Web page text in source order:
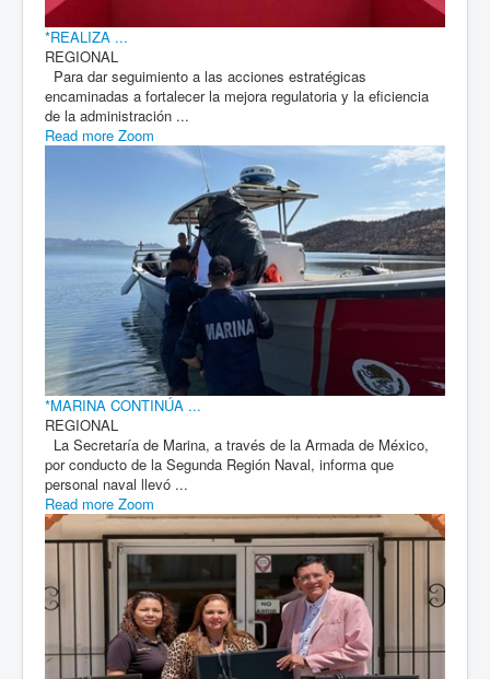
*REALIZA ...
REGIONAL
Para dar seguimiento a las acciones estratégicas
encaminadas a fortalecer la mejora regulatoria y la eficiencia
de la administración ...
Read more Zoom
*MARINA CONTINÚA ...
REGIONAL
La Secretaría de Marina, a través de la Armada de México,
por conducto de la Segunda Región Naval, informa que
personal naval llevó ...
Read more Zoom